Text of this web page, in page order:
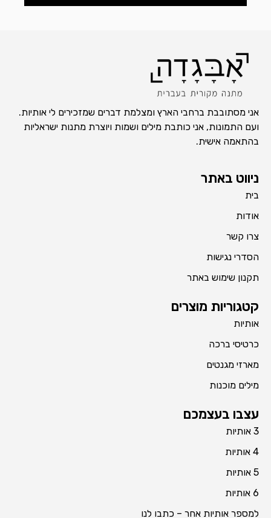
אני מסתובבת ברחבי הארץ ומצלמת דברים שמזכירים לי אותיות.
ועם התמונות, אני כותבת מילים ושמות ויוצרת מתנות ישראליות
בהתאמה אישית.
ניווט באתר
בית
אודות
צרו קשר
הסדרי נגישות
תקנון שימוש באתר
קטגוריות מוצרים
אותיות
כרטיסי ברכה
מארזי מגנטים
מילים מוכנות
עצבו בעצמכם
3 אותיות
4 אותיות
5 אותיות
6 אותיות
למספר אותיות אחר – כתבו לנו